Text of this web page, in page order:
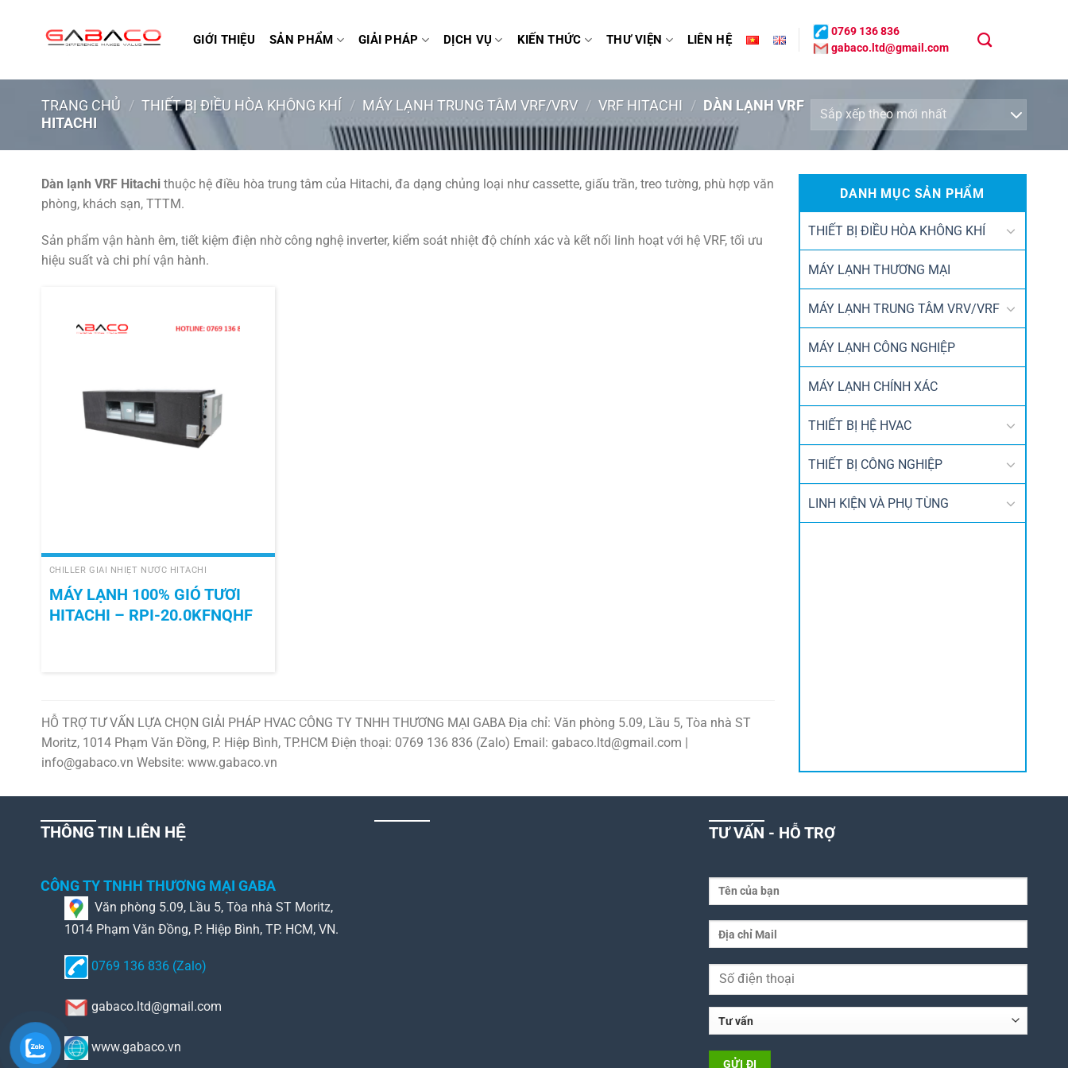
GIỚI THIỆU SẢN PHẨM GIẢI PHÁP DỊCH VỤ KIẾN THỨC THƯ VIỆN LIÊN HỆ
gabaco.ltd@gmail.com
0769 136 836
TRANG CHỦ / THIẾT BỊ ĐIỀU HÒA KHÔNG KHÍ / MÁY LẠNH TRUNG TÂM VRF/VRV / VRF HITACHI / DÀN LẠNH VRF
HITACHI
Dàn lạnh VRF Hitachi thuộc hệ điều hòa trung tâm của Hitachi, đa dạng chủng loại như cassette, giấu trần, treo tường, phù hợp văn
phòng, khách sạn, TTTM.
Sản phẩm vận hành êm, tiết kiệm điện nhờ công nghệ inverter, kiểm soát nhiệt độ chính xác và kết nối linh hoạt với hệ VRF, tối ưu
hiệu suất và chi phí vận hành.
CHILLER GIẢI NHIỆT NƯỚC HITACHI
MÁY LẠNH 100% GIÓ TƯƠI
HITACHI – RPI-20.0KFNQHF
HỖ TRỢ TƯ VẤN LỰA CHỌN GIẢI PHÁP HVAC CÔNG TY TNHH THƯƠNG MẠI GABA Địa chỉ: Văn phòng 5.09, Lầu 5, Tòa nhà ST
Moritz, 1014 Phạm Văn Đồng, P. Hiệp Bình, TP.HCM Điện thoại: 0769 136 836 (Zalo) Email: gabaco.ltd@gmail.com |
info@gabaco.vn Website: www.gabaco.vn
DANH MỤC SẢN PHẨM
THIẾT BỊ ĐIỀU HÒA KHÔNG KHÍ
MÁY LẠNH THƯƠNG MẠI
MÁY LẠNH TRUNG TÂM VRV/VRF
MÁY LẠNH CÔNG NGHIỆP
MÁY LẠNH CHÍNH XÁC
THIẾT BỊ HỆ HVAC
THIẾT BỊ CÔNG NGHIỆP
LINH KIỆN VÀ PHỤ TÙNG
THÔNG TIN LIÊN HỆ
CÔNG TY TNHH THƯƠNG MẠI GABA
Văn phòng 5.09, Lầu 5, Tòa nhà ST Moritz,
1014 Phạm Văn Đồng, P. Hiệp Bình, TP. HCM, VN.
0769 136 836 (Zalo)
gabaco.ltd@gmail.com
www.gabaco.vn
TƯ VẤN - HỖ TRỢ